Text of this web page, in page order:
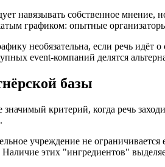
навязывать собственное
графиком: опытные
необязательна, если речь
event-компаний делятся
базы
критерий, когда речь
учреждение не
Наличие этих "ингредиентов"